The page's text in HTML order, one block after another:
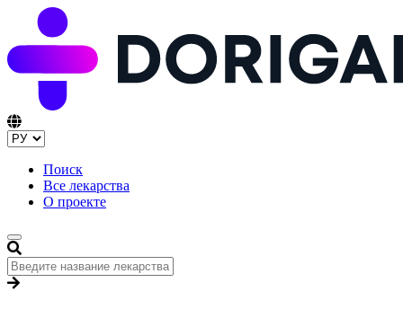
Поиск
Все лекарства
О проекте